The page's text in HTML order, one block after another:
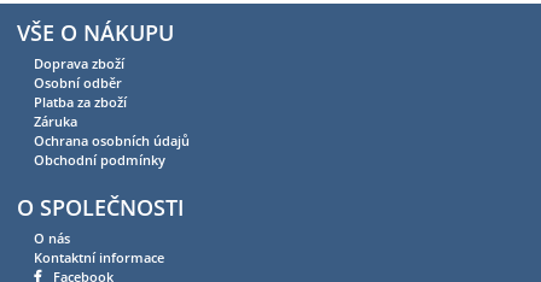
VŠE O NÁKUPU
Doprava zboží
Osobní odběr
Platba za zboží
Záruka
Ochrana osobních údajů
Obchodní podmínky
O SPOLEČNOSTI
O nás
Kontaktní informace
Facebook